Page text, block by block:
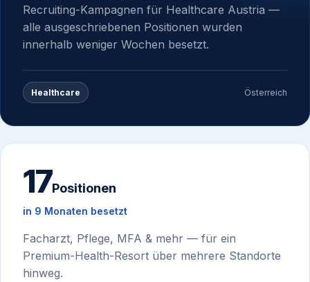
Recruiting-Kampagnen für Healthcare Austria —
alle ausgeschriebenen Positionen wurden
innerhalb weniger Wochen besetzt.
Healthcare Österreich
17Positionen
in 9 Monaten besetzt
Facharzt, Pflege, MFA & mehr — für ein
Premium-Health-Resort über mehrere Standorte
hinweg.